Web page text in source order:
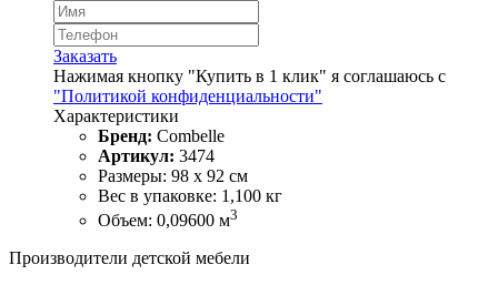
Заказать
Нажимая кнопку "Купить в 1 клик" я соглашаюсь с
"Политикой конфиденциальности"
Характеристики
Бренд: Combelle
Артикул: 3474
Размеры: 98 х 92 см
Вес в упаковке: 1,100 кг
Объем: 0,09600 м3
Производители детской мебели